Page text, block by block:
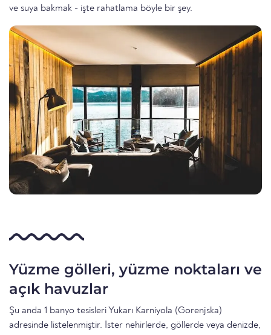
ve suya bakmak - işte rahatlama böyle bir şey.
Yüzme gölleri, yüzme noktaları ve
açık havuzlar
Şu anda 1 banyo tesisleri Yukarı Karniyola (Gorenjska)
adresinde listelenmiştir. İster nehirlerde, göllerde veya denizde,